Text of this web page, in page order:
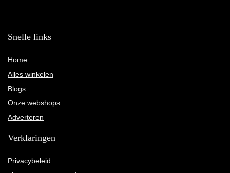
Snelle links
Home
Alles winkelen
Blogs
Onze webshops
Adverteren
Verklaringen
Privacybeleid